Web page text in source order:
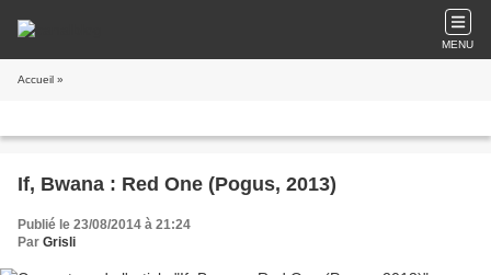
MENU
Accueil »
If, Bwana : Red One (Pogus, 2013)
Publié le 23/08/2014 à 21:24
Par Grisli